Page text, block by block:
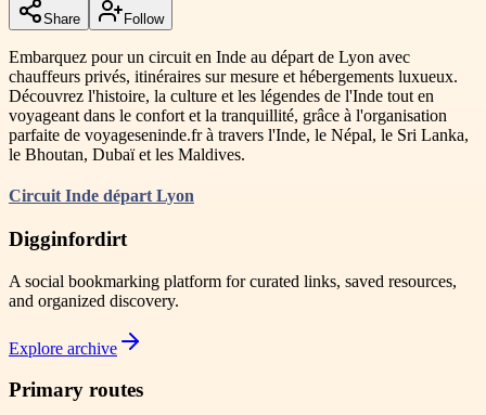
Share Follow
Embarquez pour un circuit en Inde au départ de Lyon avec
chauffeurs privés, itinéraires sur mesure et hébergements luxueux.
Découvrez l'histoire, la culture et les légendes de l'Inde tout en
voyageant dans le confort et la tranquillité, grâce à l'organisation
parfaite de voyageseninde.fr à travers l'Inde, le Népal, le Sri Lanka,
le Bhoutan, Dubaï et les Maldives.
Circuit Inde départ Lyon
Digginfordirt
A social bookmarking platform for curated links, saved resources,
and organized discovery.
Explore archive
Primary routes